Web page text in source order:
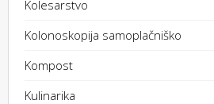
Kolesarstvo
Kolonoskopija samoplačniško
Kompost
Kulinarika